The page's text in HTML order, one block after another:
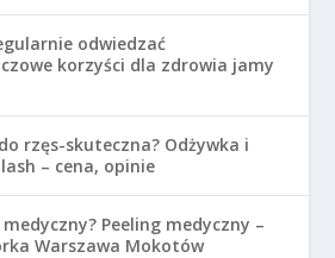
odwiedzać
korzyści dla zdrowia jamy
rzęs-skuteczna? Odżywka i
– cena, opinie
Peeling medyczny –
Warszawa Mokotów